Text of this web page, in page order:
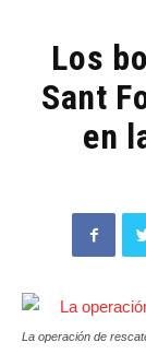
Los
Sant
en
La operación de